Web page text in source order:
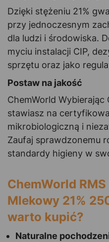
Dzięki stężeniu 21%
przy jednoczesnym
dla ludzi i środowiska.
myciu instalacji CIP,
sprzętu oraz jako
Postaw na jakość
ChemWorld Wybierając
stawiasz na
mikrobiologiczną i
Zaufaj sprawdzonemu
standardy higieny w
ChemWorld
Mlekowy 21%
warto kupić?
Naturalne